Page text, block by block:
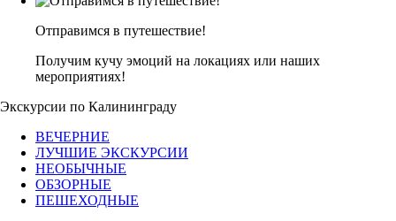
Отправимся в путешествие!
Получим кучу эмоций на локациях или наших
мероприятиях!
Экскурсии по Калининграду
ВЕЧЕРНИЕ
ЛУЧШИЕ ЭКСКУРСИИ
НЕОБЫЧНЫЕ
ОБЗОРНЫЕ
ПЕШЕХОДНЫЕ